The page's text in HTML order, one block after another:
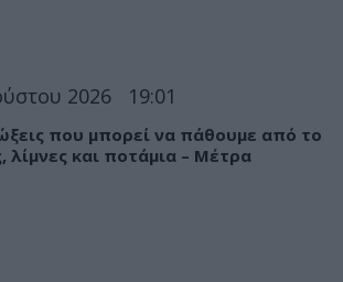
2026 19:01
που μπορεί να πάθουμε από το
λίμνες και ποτάμια – Μέτρα